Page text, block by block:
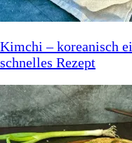
Kimchi – koreanisch
schnelles Rezept